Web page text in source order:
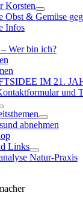
Korsten
Obst & Gemüse
Infos
Wer bin ich?
IM 21.
und
abnehmen
Links
Natur-Praxis